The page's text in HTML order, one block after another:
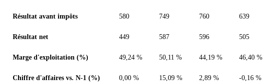
Résultat avant impôts 580 749 760 639
Résultat net 449 587 596 505
Marge d'exploitation (%) 49,24 % 50,11 % 44,19 % 46,40 %
Chiffre d'affaires vs. N-1 (%) 0,00 % 15,09 % 2,89 % -0,16 %